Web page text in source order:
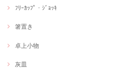
ﾌﾘｰｶｯﾌﾟ・ｼﾞｮｯｷ
箸置き
卓上小物
灰皿